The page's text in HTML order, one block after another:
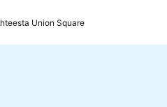
Union Square